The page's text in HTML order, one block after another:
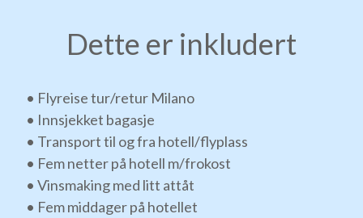
Dette er inkludert
• Flyreise tur/retur Milano
• Innsjekket bagasje
• Transport til og fra hotell/flyplass
• Fem netter på hotell m/frokost
• Vinsmaking med litt attåt
• Fem middager på hotellet